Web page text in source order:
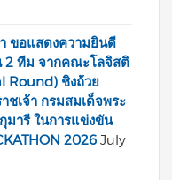
ขอแสดงความยินดี
2 ทีม จากคณะโลจิสติ
Round) ชิงถ้วย
ชเจ้า กรมสมเด็จพระ
มารี ในการแข่งขัน
2026 July